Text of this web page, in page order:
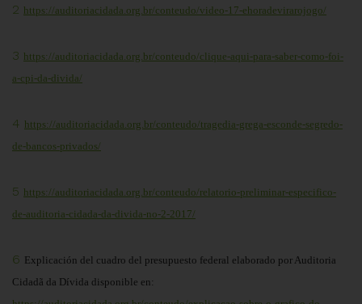
2 https://auditoriacidada.org.br/conteudo/video-17-ehoradevirarojogo/
3 https://auditoriacidada.org.br/conteudo/clique-aqui-para-saber-como-foi-
a-cpi-da-divida/
4 https://auditoriacidada.org.br/conteudo/tragedia-grega-esconde-segredo-
de-bancos-privados/
5 https://auditoriacidada.org.br/conteudo/relatorio-preliminar-especifico-
de-auditoria-cidada-da-divida-no-2-2017/
6 Explicación del cuadro del presupuesto federal elaborado por Auditoria
Cidadã da Dívida disponible en: